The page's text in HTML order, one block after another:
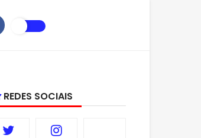
REDES SOCIAIS